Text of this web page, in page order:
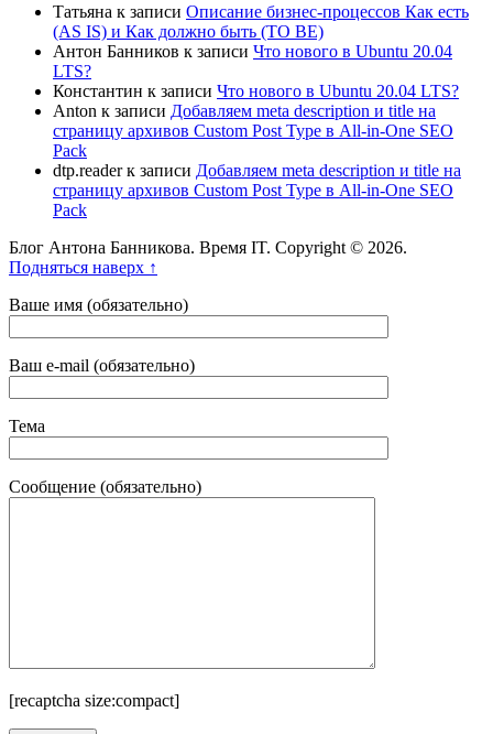
Татьяна к записи Описание бизнес-процессов Как есть
(AS IS) и Как должно быть (TO BE)
Антон Банников к записи Что нового в Ubuntu 20.04
LTS?
Константин к записи Что нового в Ubuntu 20.04 LTS?
Anton к записи Добавляем meta description и title на
страницу архивов Custom Post Type в All-in-One SEO
Pack
dtp.readerк записи Добавляем meta description и title на
страницу архивов Custom Post Type в All-in-One SEO
Pack
Блог Антона Банникова. Время IT. Copyright © 2026.
Подняться наверх ↑
Ваше имя (обязательно)
Ваш e-mail (обязательно)
Тема
Сообщение (обязательно)
[recaptcha size:compact]